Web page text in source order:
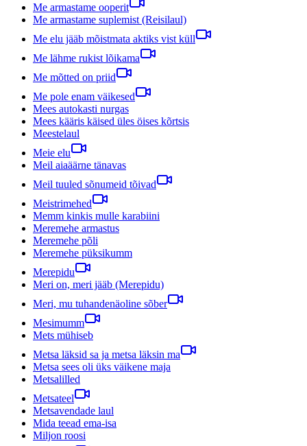
Me armastame ooperit
Me armastame suplemist (Reisilaul)
Me elu jääb mõistmata aktiks vist küll
Me lähme rukist lõikama
Me mõtted on priid
Me pole enam väikesed
Mees autokasti nurgas
Mees kääris käised üles öises kõrtsis
Meestelaul
Meie elu
Meil aiaäärne tänavas
Meil tuuled sõnumeid tõivad
Meistrimehed
Memm kinkis mulle karabiini
Meremehe armastus
Meremehe põli
Meremehe püksikumm
Merepidu
Meri on, meri jääb (Merepidu)
Meri, mu tuhandenäoline sõber
Mesimumm
Mets mühiseb
Metsa läksid sa ja metsa läksin ma
Metsa sees oli üks väikene maja
Metsalilled
Metsateel
Metsavendade laul
Mida teead ema-isa
Miljon roosi